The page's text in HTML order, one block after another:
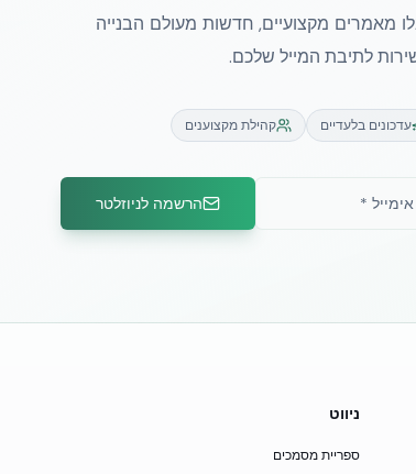
מאמרים מקצועיים, חדשות מעולם הבנייה
לתיבת המייל שלכם.
עדכונים בלעדיים קהילת מקצוענים
הרשמה לניוזלטר
ניווט
ספריית מסמכים